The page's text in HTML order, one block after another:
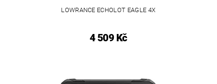
LOWRANCE ECHOLOT EAGLE 4X
4 509 Kč